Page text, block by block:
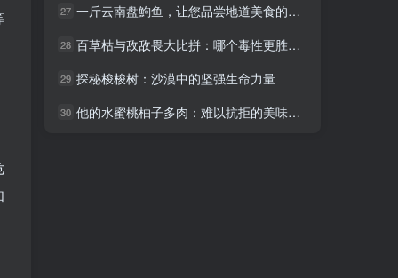
27 一斤云南盘鮈鱼，让您品尝地道美食的秘诀
28 百草枯与敌敌畏大比拼：哪个毒性更胜一筹？
29 探秘梭梭树：沙漠中的坚强生命力量
30 他的水蜜桃柚子多肉：难以抗拒的美味诱惑
27 一斤云南盘鮈鱼，让您品尝地道美食的秘诀
28 百草枯与敌敌畏大比拼：哪个毒性更胜一筹？
29 探秘梭梭树：沙漠中的坚强生命力量
30 他的水蜜桃柚子多肉：难以抗拒的美味诱惑